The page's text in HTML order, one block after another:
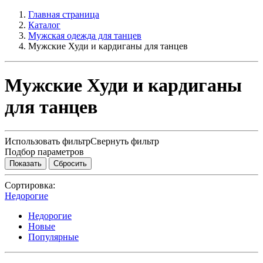
Главная страница
Каталог
Мужская одежда для танцев
Мужские Худи и кардиганы для танцев
Мужские Худи и кардиганы
для танцев
Использовать фильтрСвернуть фильтр
Подбор параметров
Сортировка:
Недорогие
Недорогие
Новые
Популярные